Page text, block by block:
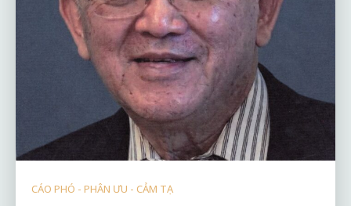
CÁO PHÓ - PHÂN ƯU - CẢM TẠ